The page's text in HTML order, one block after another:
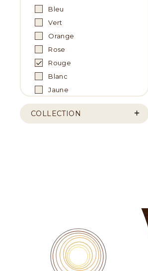
Bleu
Vert
Orange
Rose
Rouge
Blanc
Jaune
COLLECTION